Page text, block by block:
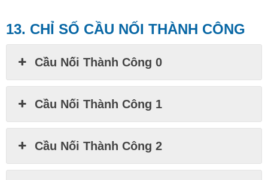
13. CHỈ SỐ CẦU NỐI THÀNH CÔNG
Cầu Nối Thành Công 0
Cầu Nối Thành Công 1
Cầu Nối Thành Công 2